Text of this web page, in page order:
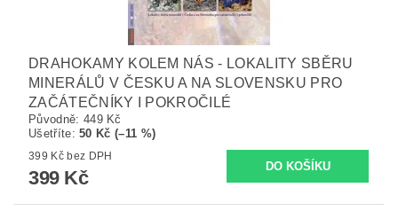
DRAHOKAMY KOLEM NÁS - LOKALITY SBĚRU
MINERÁLŮ V ČESKU A NA SLOVENSKU PRO
ZAČÁTEČNÍKY I POKROČILÉ
Původně: 449 Kč
Ušetříte:50 Kč (–11 %)
399 Kč bez DPH
399 Kč